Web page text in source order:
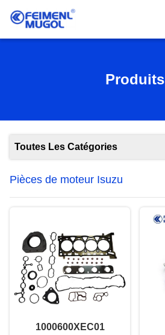
Produits
Toutes Les Catégories
Pièces de moteur Isuzu
1000600XEC01